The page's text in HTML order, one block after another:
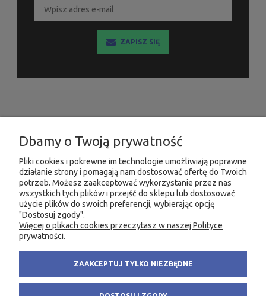
ZAPISZ SIĘ
INFORMACJE
MOJE KONTO
PRODUKTY
KONTAKT
info@fachowa.pl
KSIĘGARNIA FACHOWA.PL
80-299 Gdańsk
NIP: 584-182-39-49
Dbamy o Twoją prywatność
Pliki cookies i pokrewne im technologie umożliwiają poprawne
działanie strony i pomagają nam dostosować ofertę do Twoich
potrzeb. Możesz zaakceptować wykorzystanie przez nas
wszystkich tych plików i przejść do sklepu lub dostosować
użycie plików do swoich preferencji, wybierając opcję
"Dostosuj zgody".
Więcej o plikach cookies przeczytasz w naszej Polityce
prywatności.
ZAAKCEPTUJ TYLKO NIEZBĘDNE